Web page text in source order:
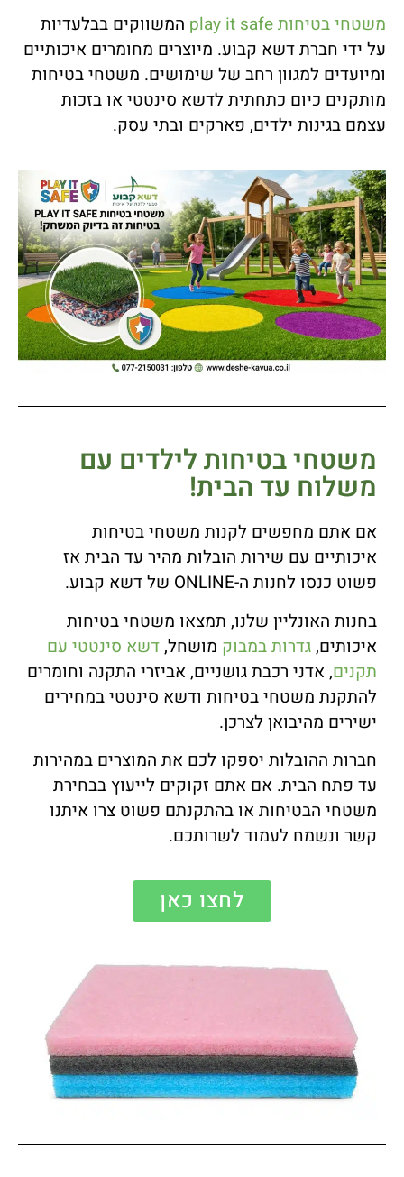
משטחי בטיחות play it safe
המשווקים בבלעדיות
על ידי חברת דשא קבוע. מיוצרים מחומרים איכותיים
ומיועדים למגוון רחב של שימושים. משטחי בטיחות
מותקנים כיום כתחתית לדשא סינטטי או בזכות
עצמם בגינות ילדים, פארקים ובתי עסק.
משטחי בטיחות לילדים עם
משלוח עד הבית!
אם אתם מחפשים לקנות משטחי בטיחות
איכותיים עם שירות הובלות מהיר עד הבית אז
פשוט כנסו לחנות ה-ONLINE של דשא קבוע.
בחנות האונליין שלנו, תמצאו משטחי בטיחות
איכותים,גדרות במבוק מושחל,דשא סינטטי עם
תקנים, אדני רכבת גושניים, אביזרי התקנה וחומרים
להתקנת משטחי בטיחות ודשא סינטטי במחירים
ישירים מהיבואן לצרכן.
חברות ההובלות יספקו לכם את המוצרים במהירות
עד פתח הבית. אם אתם זקוקים לייעוץ בבחירת
משטחי הבטיחות או בהתקנתם פשוט צרו איתנו
קשר ונשמח לעמוד לשרותכם.
לחצו כאן